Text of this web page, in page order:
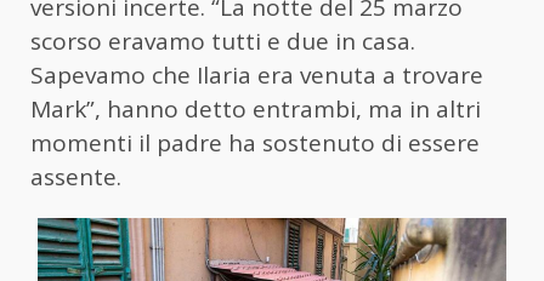
versioni incerte. “La notte del 25 marzo
scorso eravamo tutti e due in casa.
Sapevamo che Ilaria era venuta a trovare
Mark”, hanno detto entrambi, ma in altri
momenti il padre ha sostenuto di essere
assente.